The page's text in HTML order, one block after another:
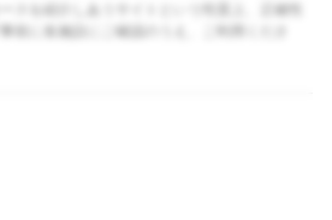
スを紹介しあうサイトという性質上、正確性
前に各施設にご確認のうえ、ご利用くださ